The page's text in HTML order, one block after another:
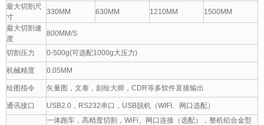
最大切割尺
寸
330MM 630MM 1210MM
1500MM
最大切割速
度
800MM/S
切割压力 0-500g(可选配1000g大压力)
机械精度 0.05MM
绘图指令 矢量图，文泰，刻绘大师，CDR等多软件直接输出
通讯接口 USB2.0，RS232串口，USB脱机（WIFI、网口选配）
一体跑车，高精度切割，WiFi、网口连接（选配），整机铝合金型